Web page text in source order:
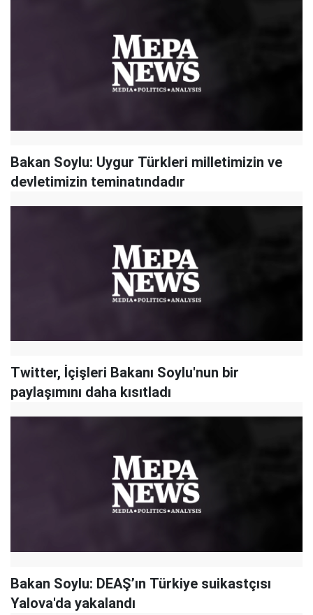
Bakan Soylu: Uygur Türkleri milletimizin ve
devletimizin teminatındadır
Twitter, İçişleri Bakanı Soylu'nun bir
paylaşımını daha kısıtladı
Bakan Soylu: DEAŞ’ın Türkiye suikastçısı
Yalova'da yakalandı